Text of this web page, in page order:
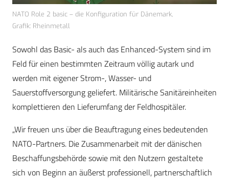
NATO Role 2 basic – die Konfiguration für Dänemark,
Grafik: Rheinmetall
Sowohl das Basic- als auch das Enhanced-System sind im
Feld für einen bestimmten Zeitraum völlig autark und
werden mit eigener Strom-, Wasser- und
Sauerstoffversorgung geliefert. Militärische Sanitäreinheiten
komplettieren den Lieferumfang der Feldhospitäler.
„Wir freuen uns über die Beauftragung eines bedeutenden
NATO-Partners. Die Zusammenarbeit mit der dänischen
Beschaffungsbehörde sowie mit den Nutzern gestaltete
sich von Beginn an äußerst professionell, partnerschaftlich